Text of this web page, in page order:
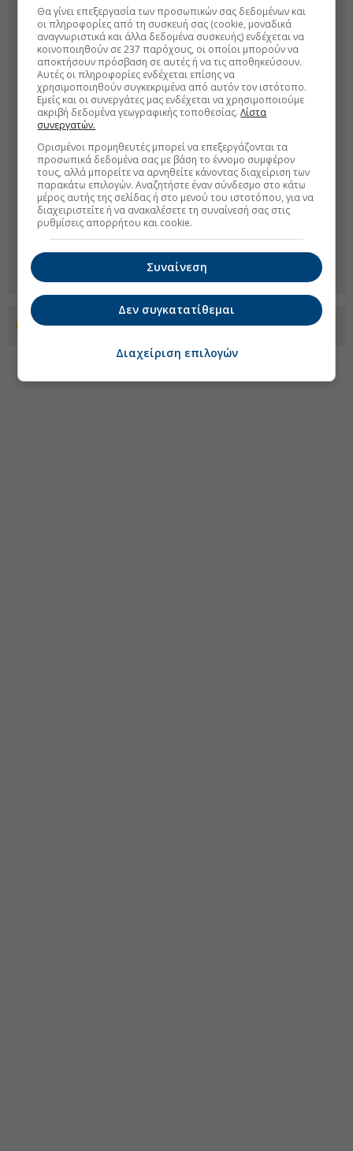
Προσθέστε το euro2day.gr στο Discover
Θα γίνει επεξεργασία των προσωπικών σας δεδομένων και
οι πληροφορίες από τη συσκευή σας (cookie, μοναδικά
αναγνωριστικά και άλλα δεδομένα συσκευής) ενδέχεται να
κοινοποιηθούν σε 237 παρόχους, οι οποίοι μπορούν να
αποκτήσουν πρόσβαση σε αυτές ή να τις αποθηκεύσουν.
Αυτές οι πληροφορίες ενδέχεται επίσης να
χρησιμοποιηθούν συγκεκριμένα από αυτόν τον ιστότοπο.
Εμείς και οι συνεργάτες μας ενδέχεται να χρησιμοποιούμε
ακριβή δεδομένα γεωγραφικής τοποθεσίας.Λίστα
συνεργατών.
Ορισμένοι προμηθευτές μπορεί να επεξεργάζονται τα
προσωπικά δεδομένα σας με βάση το έννομο συμφέρον
τους, αλλά μπορείτε να αρνηθείτε κάνοντας διαχείριση των
παρακάτω επιλογών. Αναζητήστε έναν σύνδεσμο στο κάτω
μέρος αυτής της σελίδας ή στο μενού του ιστοτόπου, για να
διαχειριστείτε ή να ανακαλέσετε τη συναίνεσή σας στις
ρυθμίσεις απορρήτου και cookie.
Συναίνεση
Δεν συγκατατίθεμαι
Διαχείριση επιλογών